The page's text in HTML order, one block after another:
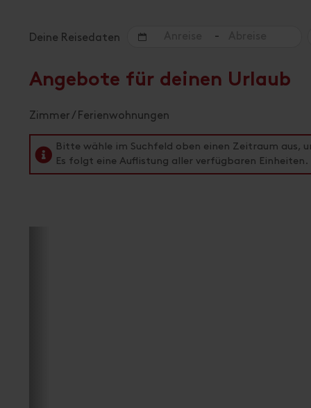
Deine Reisedaten -
Angebote für deinen Urlaub
Zimmer / Ferienwohnungen
Bitte wähle im Suchfeld oben einen Zeitraum aus,
Es folgt eine Auflistung aller verfügbaren Einheiten.